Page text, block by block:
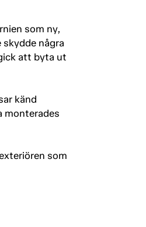
som ny,
några
att byta ut
känd
monterades
som